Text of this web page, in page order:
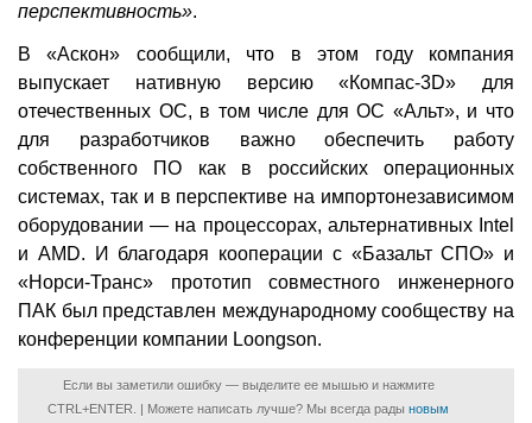
перспективность».
В «Аскон» сообщили, что в этом году компания
выпускает нативную версию «Компас-3D» для
отечественных ОС, в том числе для ОС «Альт», и что
для разработчиков важно обеспечить работу
собственного ПО как в российских операционных
системах, так и в перспективе на импортонезависимом
оборудовании — на процессорах, альтернативных Intel
и AMD. И благодаря кооперации с «Базальт СПО» и
«Норси-Транс» прототип совместного инженерного
ПАК был представлен международному сообществу на
конференции компании Loongson.
Если вы заметили ошибку — выделите ее мышью и нажмите
CTRL+ENTER. | Можете написать лучше? Мы всегда рады новым